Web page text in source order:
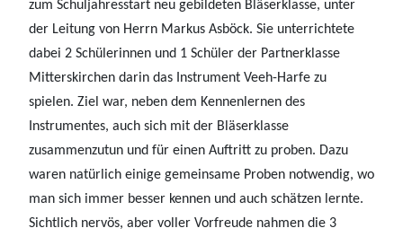
zum Schuljahresstart neu gebildeten Bläserklasse, unter
der Leitung von Herrn Markus Asböck. Sie unterrichtete
dabei 2 Schülerinnen und 1 Schüler der Partnerklasse
Mitterskirchen darin das Instrument Veeh-Harfe zu
spielen. Ziel war, neben dem Kennenlernen des
Instrumentes, auch sich mit der Bläserklasse
zusammenzutun und für einen Auftritt zu proben. Dazu
waren natürlich einige gemeinsame Proben notwendig, wo
man sich immer besser kennen und auch schätzen lernte.
Sichtlich nervös, aber voller Vorfreude nahmen die 3